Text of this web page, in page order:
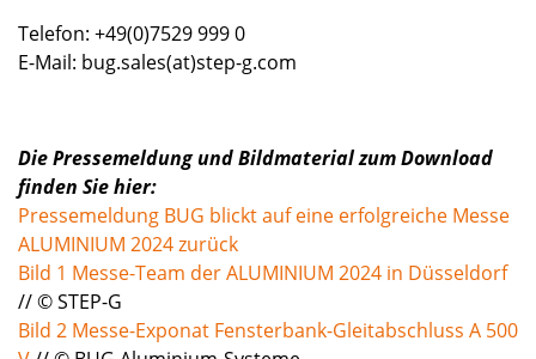
Telefon: +49(0)7529 999 0
E-Mail: bug.sales(at)step-g.com
Die Pressemeldung und Bildmaterial zum Download
finden Sie hier:
Pressemeldung BUG blickt auf eine erfolgreiche Messe
ALUMINIUM 2024 zurück
Bild 1 Messe-Team der ALUMINIUM 2024 in Düsseldorf
// © STEP-G
Bild 2 Messe-Exponat Fensterbank-Gleitabschluss A 500